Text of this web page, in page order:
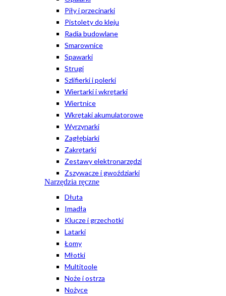
Piły i przecinarki
Pistolety do kleju
Radia budowlane
Smarownice
Spawarki
Strugi
Szlifierki i polerki
Wiertarki i wkrętarki
Wiertnice
Wkrętaki akumulatorowe
Wyrzynarki
Zagłębiarki
Zakrętarki
Zestawy elektronarzędzi
Zszywacze i gwoździarki
Narzędzia ręczne
Dłuta
Imadła
Klucze i grzechotki
Latarki
Łomy
Młotki
Multitoole
Noże i ostrza
Nożyce